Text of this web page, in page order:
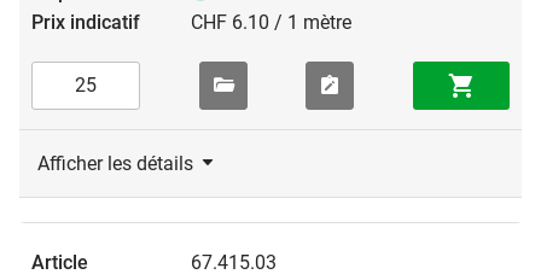
CHF 6.10 / 1 mètre
Afficher les détails
67.415.03